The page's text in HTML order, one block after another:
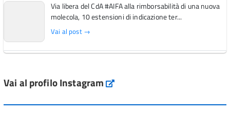
Via libera del CdA #AIFA alla rimborsabilità di una nuova
molecola, 10 estensioni di indicazione ter...
Vai al post →
Vai al post →
Vai al profilo Instagram Instagram